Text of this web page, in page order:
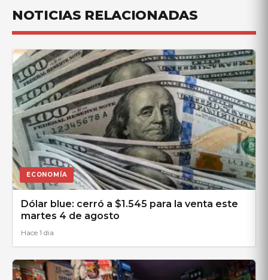
NOTICIAS RELACIONADAS
ECONOMÍA
Dólar blue: cerró a $1.545 para la venta este
martes 4 de agosto
Hace 1 dia